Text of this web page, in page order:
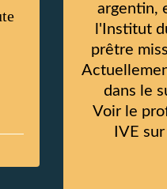
argentin,
l'Institut
prêtre
dans le
Voir le
IVE